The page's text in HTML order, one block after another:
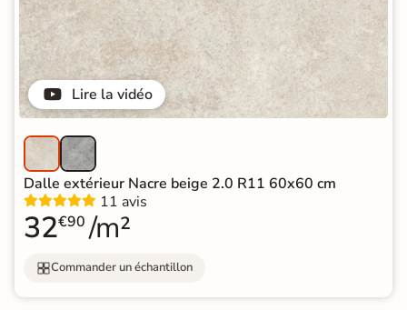
Lire la vidéo
Dalle extérieur Nacre beige 2.0 R11 60x60 cm
11 avis
32€90 /m²
Commander un échantillon